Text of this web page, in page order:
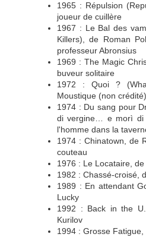
1965 : Répulsion
joueur de cuillère
1967 : Le Bal des
Killers), de Roman
professeur Abronsius
1969 : The Magic
buveur solitaire
1972 : Quoi ?
Moustique (non crédité)
1974 : Du sang pour
di vergine… e morì di
l'homme dans la
1974 : Chinatown, de
couteau
1976 : Le Locataire,
1982 : Chassé-croisé,
1989 : En attendant
Lucky
1992 : Back in the
Kurilov
1994 : Grosse